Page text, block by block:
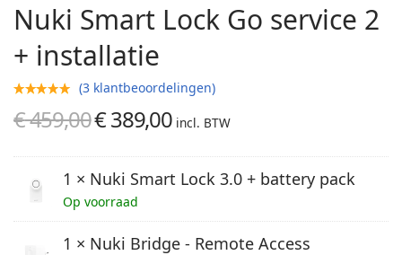
Nuki Smart Lock Go service 2
+ installatie
(3klantbeoordelingen)
€459,00Oorspronkelijke
€ 459,00.
€389,00Huidige
€ 389,00.
incl. BTW
1 × Nuki Smart Lock 3.0 + battery pack
Op voorraad
1 × Nuki Bridge - Remote Access